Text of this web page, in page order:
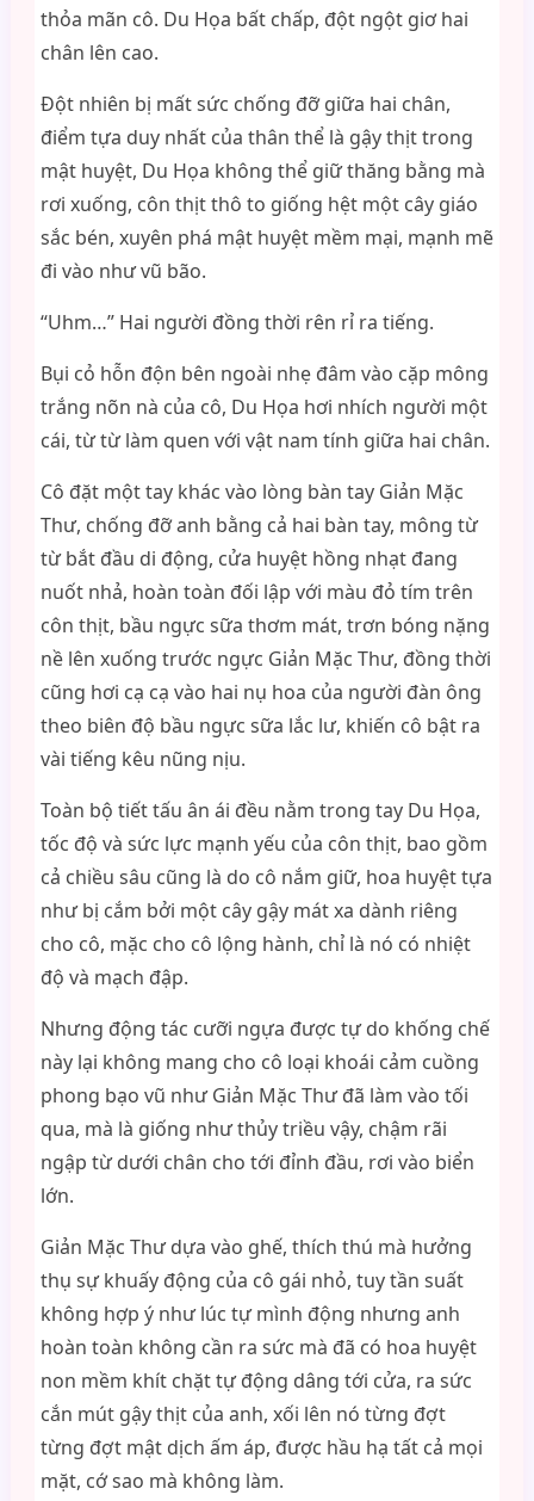
thỏa mãn cô. Du Họa bất chấp, đột ngột giơ hai
chân lên cao.
Đột nhiên bị mất sức chống đỡ giữa hai chân,
điểm tựa duy nhất của thân thể là gậy thịt trong
mật huyệt, Du Họa không thể giữ thăng bằng mà
rơi xuống, côn thịt thô to giống hệt một cây giáo
sắc bén, xuyên phá mật huyệt mềm mại, mạnh mẽ
đi vào như vũ bão.
“Uhm…” Hai người đồng thời rên rỉ ra tiếng.
Bụi cỏ hỗn độn bên ngoài nhẹ đâm vào cặp mông
trắng nõn nà của cô, Du Họa hơi nhích người một
cái, từ từ làm quen với vật nam tính giữa hai chân.
Cô đặt một tay khác vào lòng bàn tay Giản Mặc
Thư, chống đỡ anh bằng cả hai bàn tay, mông từ
từ bắt đầu di động, cửa huyệt hồng nhạt đang
nuốt nhả, hoàn toàn đối lập với màu đỏ tím trên
côn thịt, bầu ngực sữa thơm mát, trơn bóng nặng
nề lên xuống trước ngực Giản Mặc Thư, đồng thời
cũng hơi cạ cạ vào hai nụ hoa của người đàn ông
theo biên độ bầu ngực sữa lắc lư, khiến cô bật ra
vài tiếng kêu nũng nịu.
Toàn bộ tiết tấu ân ái đều nằm trong tay Du Họa,
tốc độ và sức lực mạnh yếu của côn thịt, bao gồm
cả chiều sâu cũng là do cô nắm giữ, hoa huyệt tựa
như bị cắm bởi một cây gậy mát xa dành riêng
cho cô, mặc cho cô lộng hành, chỉ là nó có nhiệt
độ và mạch đập.
Nhưng động tác cưỡi ngựa được tự do khống chế
này lại không mang cho cô loại khoái cảm cuồng
phong bạo vũ như Giản Mặc Thư đã làm vào tối
qua, mà là giống như thủy triều vậy, chậm rãi
ngập từ dưới chân cho tới đỉnh đầu, rơi vào biển
lớn.
Giản Mặc Thư dựa vào ghế, thích thú mà hưởng
thụ sự khuấy động của cô gái nhỏ, tuy tần suất
không hợp ý như lúc tự mình động nhưng anh
hoàn toàn không cần ra sức mà đã có hoa huyệt
non mềm khít chặt tự động dâng tới cửa, ra sức
cắn mút gậy thịt của anh, xối lên nó từng đợt
từng đợt mật dịch ấm áp, được hầu hạ tất cả mọi
mặt, cớ sao mà không làm.